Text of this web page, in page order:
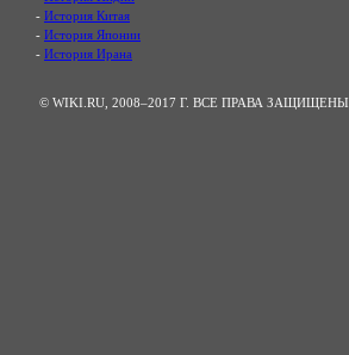
- История Китая
- История Японии
- История Ирана
© WIKI.RU, 2008–2017 Г. ВСЕ ПРАВА ЗАЩИЩЕНЫ.